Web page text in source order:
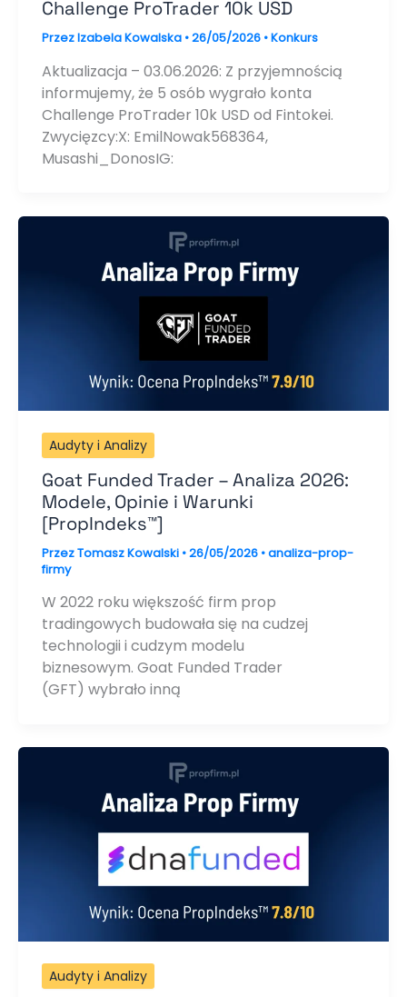
Challenge ProTrader 10k USD
PrzezIzabela Kowalska •26/05/2026 •Konkurs
Aktualizacja – 03.06.2026: Z przyjemnością
informujemy, że 5 osób wygrało konta
Challenge ProTrader 10k USD od Fintokei.
Zwycięzcy:X: EmilNowak568364,
Musashi_DonosIG:
Audyty i Analizy
Goat Funded Trader – Analiza 2026:
Modele, Opinie i Warunki
[PropIndeks™]
PrzezTomasz Kowalski •26/05/2026 •analiza-prop-
firmy
W 2022 roku większość firm prop
tradingowych budowała się na cudzej
technologii i cudzym modelu
biznesowym. Goat Funded Trader
(GFT) wybrało inną
Audyty i Analizy